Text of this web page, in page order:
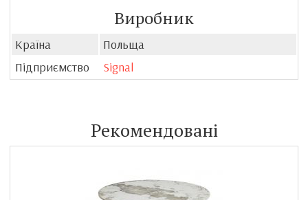
Виробник
Країна
Польща
Підприємство
Signal
Рекомендовані